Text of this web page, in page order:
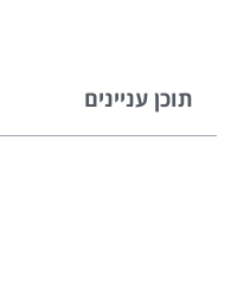
תוכן עניינים